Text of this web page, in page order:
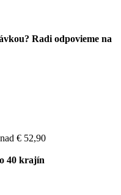
Radi odpovieme na
nad € 52,90
40 krajín